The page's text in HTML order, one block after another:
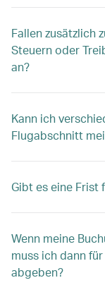
Fallen zusätzlich
Steuern oder
an?
Kann ich
Flugabschnitt
Gibt es eine Frist
Wenn meine
muss ich dann
abgeben?